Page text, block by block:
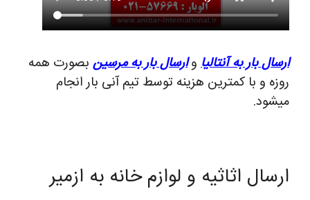
ارسال بار به آنتالیا وارسال بار به مرسین بصورت همه
روزه و با کمترین هزینه توسط تیم آنی بار انجام
میشود.
ارسال اثاثیه و لوازم خانه به ازمیر